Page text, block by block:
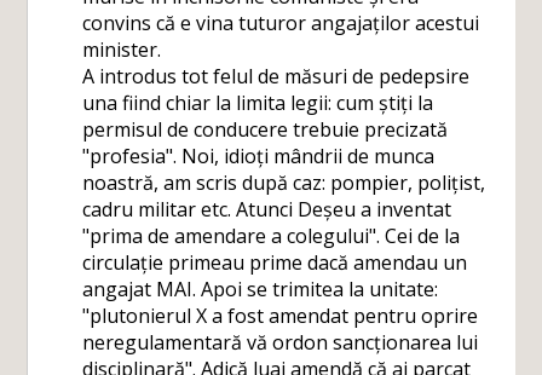
convins că e vina tuturor angajaților acestui
minister.
A introdus tot felul de măsuri de pedepsire
una fiind chiar la limita legii: cum știți la
permisul de conducere trebuie precizată
"profesia". Noi, idioți mândrii de munca
noastră, am scris după caz: pompier, polițist,
cadru militar etc. Atunci Deșeu a inventat
"prima de amendare a colegului". Cei de la
circulație primeau prime dacă amendau un
angajat MAI. Apoi se trimitea la unitate:
"plutonierul X a fost amendat pentru oprire
neregulamentară vă ordon sancționarea lui
disciplinară". Adică luai amendă că ai parcat